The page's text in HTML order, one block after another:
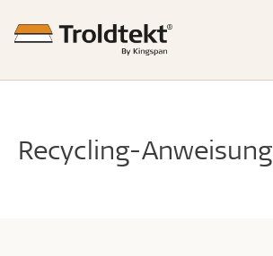
Recycling-Anweisung